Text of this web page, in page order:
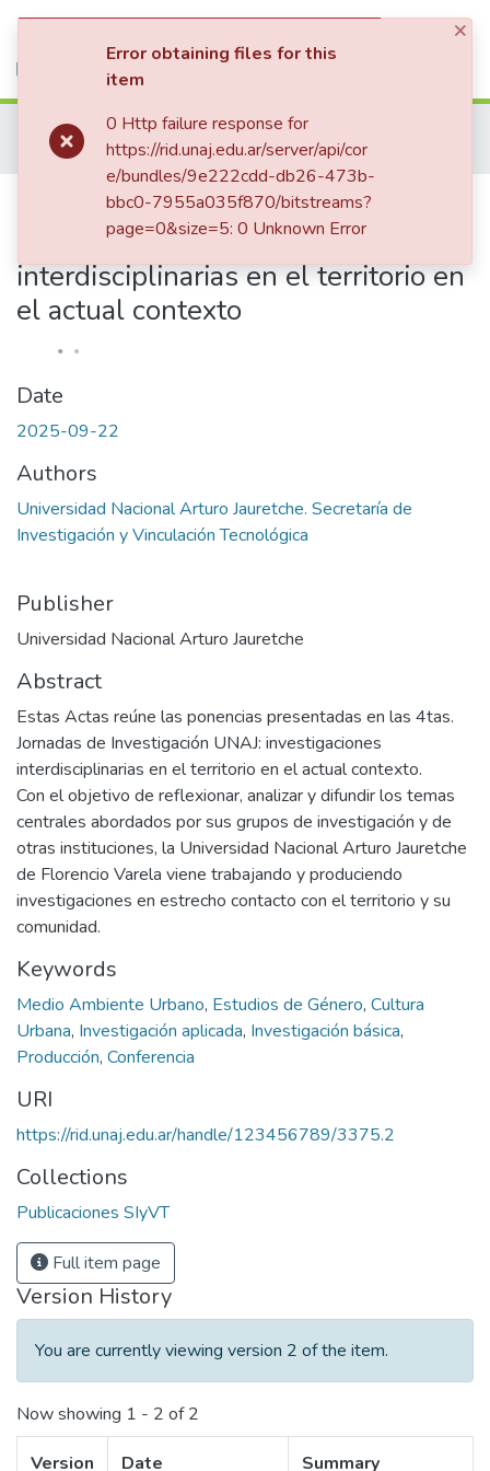
Communities & Collections
All of RID-UNAJ
Home Institucional
Publicaciones SIyVT
4tas. Jornadas de Investigación |
UNAJ : Investigaciones
interdisciplinarias en el territorio en
el actual contexto
Date
2025-09-22
Authors
Universidad Nacional Arturo Jauretche. Secretaría de
Investigación y Vinculación Tecnológica
Publisher
Universidad Nacional Arturo Jauretche
Abstract
Estas Actas reúne las ponencias presentadas en las 4tas.
Jornadas de Investigación UNAJ: investigaciones
interdisciplinarias en el territorio en el actual contexto.
Con el objetivo de reflexionar, analizar y difundir los temas
centrales abordados por sus grupos de investigación y de
otras instituciones, la Universidad Nacional Arturo Jauretche
de Florencio Varela viene trabajando y produciendo
investigaciones en estrecho contacto con el territorio y su
comunidad.
Keywords
Medio Ambiente Urbano, Estudios de Género, Cultura
Urbana, Investigación aplicada, Investigación básica,
Producción, Conferencia
URI
https://rid.unaj.edu.ar/handle/123456789/3375.2
Collections
Publicaciones SIyVT
Full item page
Version History
You are currently viewing version 2 of the item.
Now showing 1 - 2 of 2
Version Date Summary
×
Error obtaining files for this
item
0 Http failure response for
https://rid.unaj.edu.ar/server/api/cor
e/bundles/9e222cdd-db26-473b-
bbc0-7955a035f870/bitstreams?
page=0&size=5: 0 Unknown Error